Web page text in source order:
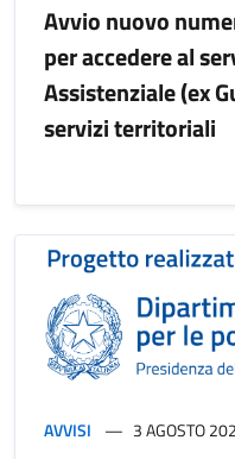
Avvio nuovo
per accedere al
Assistenziale (ex
servizi territoriali
AVVISI 3 AGOSTO